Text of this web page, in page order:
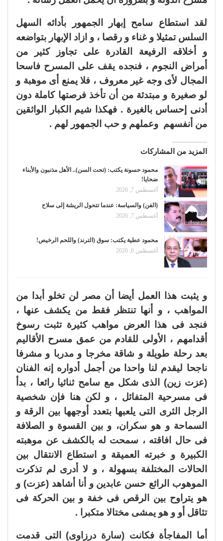
لقد استطاع سامح إبهار الجمهور بأدائه السهل
السلس تمثيلا و غناء و رقصا ، و ازاد الإبهار بتواضعه
و أخلاقه الرفيعة القادرة على تجاوز كثير من
أمراض النجوم ، فنجده يقف على المسرح فاسحا
المجال لأى وجه غير معروف ، فلا يمنع أى موهبة و
لو صغيرة و مبتدئة من أن تأخذ فرصتها كاملة دون
أدنى إحساس بالغيرة . فهكذا شيم الكبار الواثقين
من أنفسهم وعملهم و حب الجمهور لهم .
المزيد من المشاركات
محمود حسونة يكتب: (تحت السن).. الأهل مذنبون والأبناء
ضحايا!
أغسطس 7, 2026
(الفن) والسياسة: عندما تتحول الريشة إلى سلاح
أغسطس 7, 2026
محمود عطية يكتب: سوق (الترند) واللحم الرخيص!
أغسطس 6, 2026
و يثبت هذا العمل أيضا أن مصر لن تخلو أبدا من
المواهب ، و أنها تنتظر فقط من يكشف عنها ،
فنجد فى هذا العرض مواهب كثيرة تثبت رسوخ
أقدامهم ، الأولى للقادم من عمق مسرح الأقاليم
بعد رحلة طويلة و شاقة مخرجا و مدربا و مشرفا
ناجحا ليقدم لنا واحدا من أجمل أدواره إنه الفنان
(عزت زين) الذى شكل مع سامح ثنائيا رائعا ، بدأ
فى مسرحية المتفائل ، و لكن هنا فإن شخصية
الرجل الثرى التى يلعبها بتعدد أوجهها بين الرقة و
السماحة و هو سكران، و بين القسوة و الصلافة
فى حال افاقته ، سمحت له بالكشف عن موهبته
الكبيرة و خبرته العميقة و استطاع الانتقال بين
الحالات المختلفة بسهولة ، و لا أدرى لم تذكرت
الموهوب الرائع حسن عابدين و أنا أشاهد (عزت) و
هو يتراوح بين الرقص فى خفة و بين الحركة فى
تثاقل أو و هو يمشى مختالا متكبرا .
أما المفاجأة فكانت (سارة درزاوى) التى قدمت